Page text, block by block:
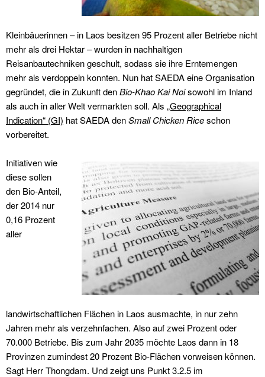
Kleinbäuerinnen – in Laos besitzen 95 Prozent aller Betriebe nicht
mehr als drei Hektar – wurden in nachhaltigen
Reisanbautechniken geschult, sodass sie ihre Erntemengen
mehr als verdoppeln konnten. Nun hat SAEDA eine Organisation
gegründet, die in Zukunft denBio-Khao Kai Noisowohl im Inland
als auch in aller Welt vermarkten soll. Als „Geographical
Indication“ (GI) hat SAEDA denSmall Chicken Riceschon
vorbereitet.
Initiativen wie
diese sollen
den Bio-Anteil,
der 2014 nur
0,16 Prozent
aller
landwirtschaftlichen Flächen in Laos ausmachte, in nur zehn
Jahren mehr als verzehnfachen. Also auf zwei Prozent oder
70.000 Betriebe. Bis zum Jahr 2035 möchte Laos dann in 18
Provinzen zumindest 20 Prozent Bio-Flächen vorweisen können.
Sagt Herr Thongdam. Und zeigt uns Punkt 3.2.5 im